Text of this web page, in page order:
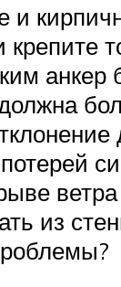
и
крепите
анкер
из